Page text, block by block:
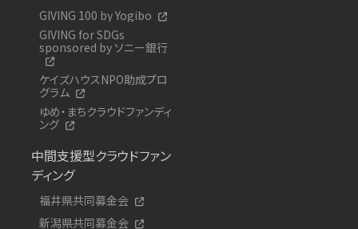
GIVING 100 by Yogibo
GIVING for SDGs
sponsored by ソニー銀行
ケイズハウスNPO助成プロ
グラム
ゆめ・まちクラウドファンディ
ング
中間支援型クラウドファン
ディング
福井県共同募金会
新潟県共同募金会